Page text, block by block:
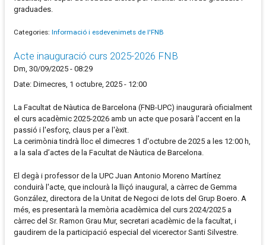
graduades.
Categories: Informació i esdevenimets de l'FNB
Acte inauguració curs 2025-2026 FNB
Dm, 30/09/2025 - 08:29
Date: Dimecres, 1 octubre, 2025 - 12:00
La Facultat de Nàutica de Barcelona (FNB-UPC) inaugurarà oficialment
el curs acadèmic 2025-2026 amb un acte que posarà l'accent en la
passió i l'esforç, claus per a l'èxit.
La cerimònia tindrà lloc el dimecres 1 d'octubre de 2025 a les 12:00 h,
a la sala d’actes de la Facultat de Nàutica de Barcelona.
El degà i professor de la UPC Juan Antonio Moreno Martínez
conduirà l'acte, que inclourà la lliçó inaugural, a càrrec de Gemma
González, directora de la Unitat de Negoci de Iots del Grup Boero. A
més, es presentarà la memòria acadèmica del curs 2024/2025 a
càrrec del Sr. Ramon Grau Mur, secretari acadèmic de la facultat, i
gaudirem de la participació especial del vicerector Santi Silvestre.